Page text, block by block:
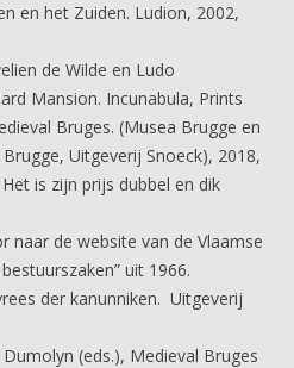
en het Zuiden. Ludion, 2002,
de Wilde en Ludo
Mansion. Incunabula, Prints
Bruges. (Musea Brugge en
Uitgeverij Snoeck), 2018,
is zijn prijs dubbel en dik
naar de website van de Vlaamse
uit 1966.
der kanunniken. Uitgeverij
(eds.), Medieval Bruges